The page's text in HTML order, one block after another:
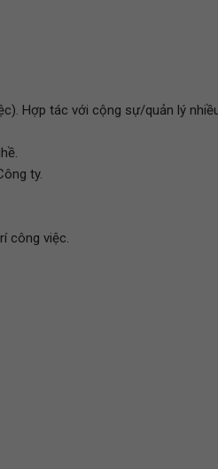
Hợp tác với cộng sự/quản lý
ty.
công việc.